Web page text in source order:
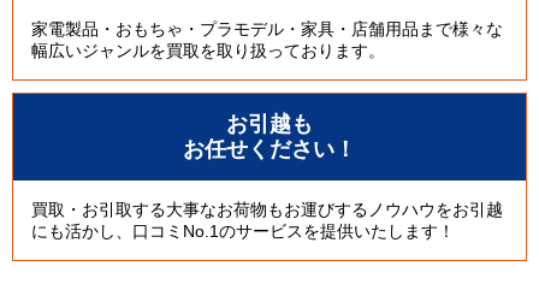
家電製品・おもちゃ・プラモデル・家具・店舗用品まで様々な
幅広いジャンルを買取を取り扱っております。
お引越も
お任せください！
買取・お引取する大事なお荷物もお運びするノウハウをお引越
にも活かし、口コミNo.1のサービスを提供いたします！